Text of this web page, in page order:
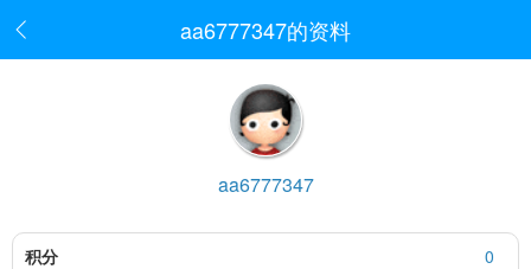
 aa6777347的资料
aa6777347
0
积分